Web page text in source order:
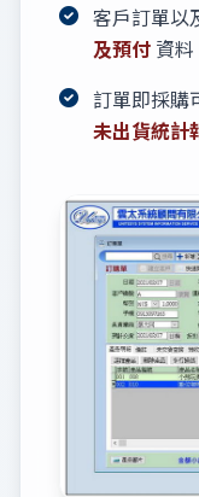
客戶訂單以
及預付 資料
訂單即採購
未出貨統計